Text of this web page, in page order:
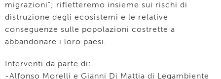
migrazioni”; rifletteremo insieme sui rischi di
distruzione degli ecosistemi e le relative
conseguenze sulle popolazioni costrette a
abbandonare i loro paesi.
Interventi da parte di:
-Alfonso Morelli e Gianni Di Mattia di Legambiente